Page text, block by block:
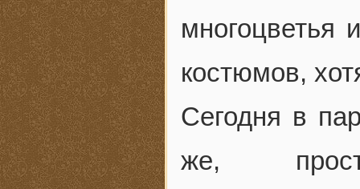
многоцветья
костюмов,
Сегодня в
же,